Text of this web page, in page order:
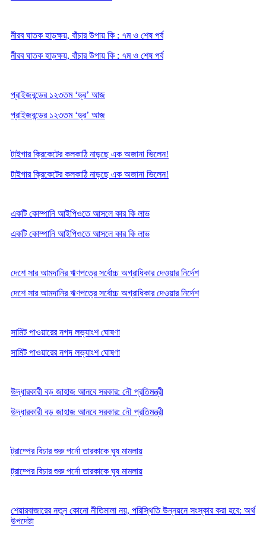
নীরব ঘাতক হাড়ক্ষয়, বাঁচার উপায় কি : ৭ম ও শেষ পর্ব
নীরব ঘাতক হাড়ক্ষয়, বাঁচার উপায় কি : ৭ম ও শেষ পর্ব
প্রাইজবন্ডের ১২৩তম ‘ড্র’ আজ
প্রাইজবন্ডের ১২৩তম ‘ড্র’ আজ
টাইগার ক্রিকেটের কলকাঠি নাড়ছে এক অজানা ভিলেন!
টাইগার ক্রিকেটের কলকাঠি নাড়ছে এক অজানা ভিলেন!
একটি কোম্পানি আইপিওতে আসলে কার কি লাভ
একটি কোম্পানি আইপিওতে আসলে কার কি লাভ
দেশে সার আমদানির ঋণপত্রে সর্বোচ্চ অগ্রাধিকার দেওয়ার নির্দেশ
দেশে সার আমদানির ঋণপত্রে সর্বোচ্চ অগ্রাধিকার দেওয়ার নির্দেশ
সামিট পাওয়ারের নগদ লভ্যাংশ ঘোষণা
সামিট পাওয়ারের নগদ লভ্যাংশ ঘোষণা
উদ্ধারকারী বড় জাহাজ আনবে সরকার: নৌ প্রতিমন্ত্রী
উদ্ধারকারী বড় জাহাজ আনবে সরকার: নৌ প্রতিমন্ত্রী
ট্রাম্পের বিচার শুরু পর্নো তারকাকে ঘুষ মামলায়
ট্রাম্পের বিচার শুরু পর্নো তারকাকে ঘুষ মামলায়
শেয়ারবাজারের নতুন কোনো নীতিমালা নয়, পরিস্থিতি উন্নয়নে সংস্কার করা হবে: অর্থ
উপদেষ্টা